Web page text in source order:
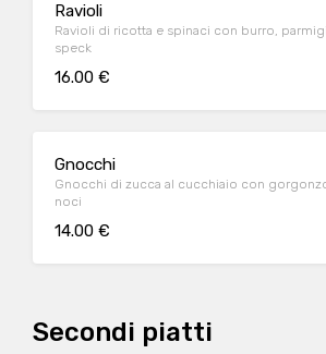
Ravioli
Ravioli di ricotta e spinaci con burro,
speck
16.00 €
Gnocchi
Gnocchi di zucca al cucchiaio con
noci
14.00 €
Secondi piatti